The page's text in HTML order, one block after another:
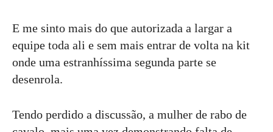
E me sinto mais do que autorizada a largar a
equipe toda ali e sem mais entrar de volta na kit
onde uma estranhíssima segunda parte se
desenrola.
Tendo perdido a discussão, a mulher de rabo de